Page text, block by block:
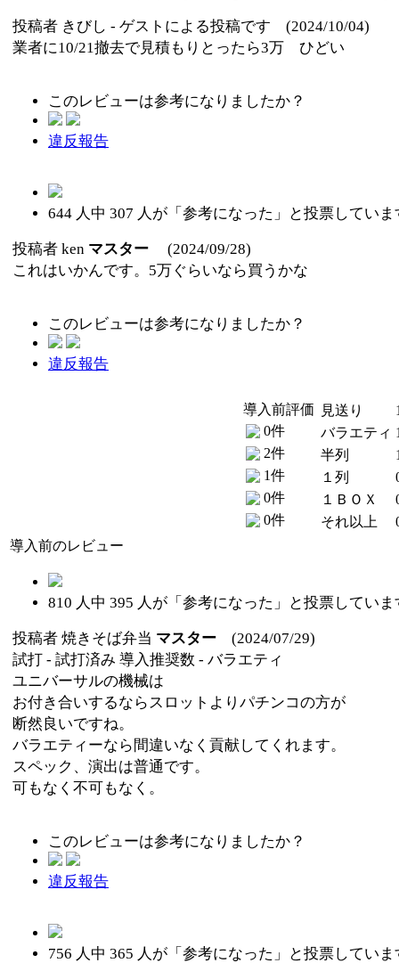
投稿者 きびし - ゲストによる投稿です (2024/10/04)
業者に10/21撤去で見積もりとったら3万 ひどい
このレビューは参考になりましたか？
違反報告
644 人中 307 人が「参考になった」と投票していま
投稿者 ken マスター (2024/09/28)
これはいかんです。5万ぐらいなら買うかな
このレビューは参考になりましたか？
違反報告
導入前評価
0件
2件
1件
0件
0件
見送り
バラエティ
半列
１列
１ＢＯＸ
それ以上
導入前のレビュー
810 人中 395 人が「参考になった」と投票していま
投稿者 焼きそば弁当 マスター (2024/07/29)
試打 - 試打済み 導入推奨数 - バラエティ
ユニバーサルの機械は
お付き合いするならスロットよりパチンコの方が
断然良いですね。
バラエティーなら間違いなく貢献してくれます。
スペック、演出は普通です。
可もなく不可もなく。
このレビューは参考になりましたか？
違反報告
756 人中 365 人が「参考になった」と投票していま